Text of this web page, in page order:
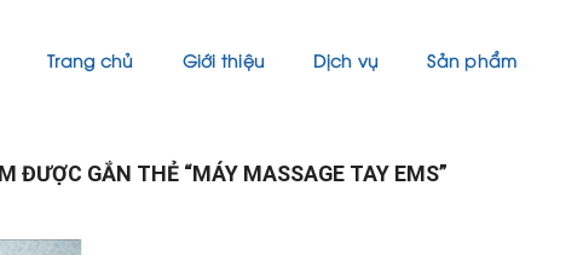
Trang chủ Giới thiệu Dịch vụ Sản phẩm
ĐƯỢC GẮN THẺ “MÁY MASSAGE TAY EMS”